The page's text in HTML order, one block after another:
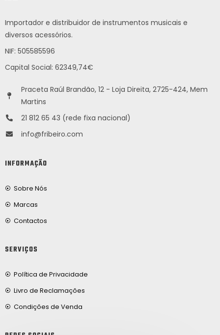
Importador e distribuidor de instrumentos musicais e
diversos acessórios.
NIF: 505585596
Capital Social: 62349,74€
Praceta Raúl Brandão, 12 - Loja Direita, 2725-424, Mem
Martins
21 812 65 43 (rede fixa nacional)
info@fribeiro.com
INFORMAÇÃO
Sobre Nós
Marcas
Contactos
SERVIÇOS
Política de Privacidade
Livro de Reclamações
Condições de Venda